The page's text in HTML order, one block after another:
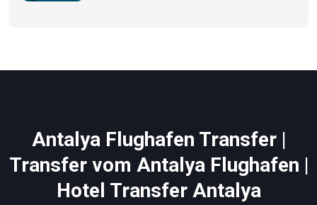
Antalya Flughafen Transfer |
Transfer vom Antalya Flughafen |
Hotel Transfer Antalya